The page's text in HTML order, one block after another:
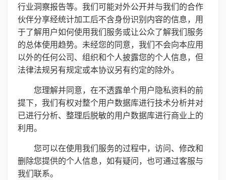
行业洞察报告等。我们可能对外公开并与我们的合作
伙伴分享经统计加工后不含身份识别内容的信息，用
于了解用户如何使用我们服务或让公众了解我们服务
的总体使用趋势。未经您的同意，我们不会向本应用
以外的任何公司、组织和个人披露您的个人信息，但
法律法规另有规定或本协议另有约定的除外。
您理解并同意，在不透露单个用户隐私资料的前
提下，我们有权对整个用户数据库进行技术分析并对
已进行分析、整理后脱敏的用户数据库进行商业上的
利用。
您可以在使用我们服务的过程中，访问、修改和
删除您提供的个人信息，如有疑问，也可通过客服与
我们联系。